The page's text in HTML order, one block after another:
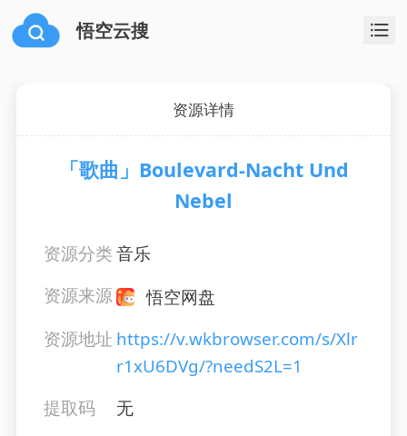
悟空云搜
资源详情
「歌曲」Boulevard-Nacht Und
Nebel
资源分类音乐
资源来源
悟空网盘
资源地址 https://v.wkbrowser.com/s/Xlr
r1xU6DVg/?needS2L=1
提取码
无